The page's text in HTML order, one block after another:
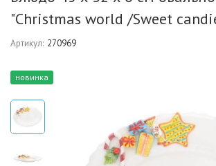
"Christmas world /Sweet
Артикул: 270969
новинка